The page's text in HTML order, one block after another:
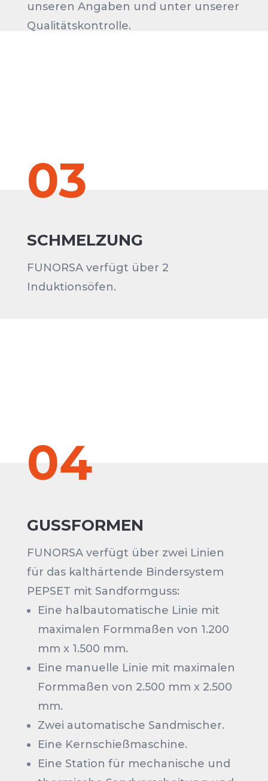
unseren Angaben und unter unserer
Qualitätskontrolle.
03
SCHMELZUNG
FUNORSA verfügt über 2
Induktionsöfen.
04
GUSSFORMEN
FUNORSA verfügt über zwei Linien
für das kalthärtende Bindersystem
PEPSET mit Sandformguss:
Eine halbautomatische Linie mit
maximalen Formmaßen von 1.200
mm x 1.500 mm.
Eine manuelle Linie mit maximalen
Formmaßen von 2.500 mm x 2.500
mm.
Zwei automatische Sandmischer.
Eine Kernschießmaschine.
Eine Station für mechanische und